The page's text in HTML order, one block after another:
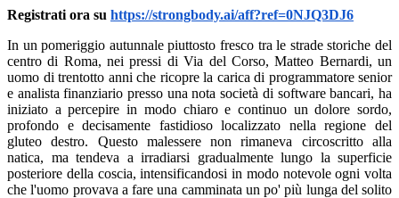
Registrati ora su https://strongbody.ai/aff?ref=0NJQ3DJ6
In un pomeriggio autunnale piuttosto fresco tra le strade storiche del
centro di Roma, nei pressi di Via del Corso, Matteo Bernardi, un
uomo di trentotto anni che ricopre la carica di programmatore senior
e analista finanziario presso una nota società di software bancari, ha
iniziato a percepire in modo chiaro e continuo un dolore sordo,
profondo e decisamente fastidioso localizzato nella regione del
gluteo destro. Questo malessere non rimaneva circoscritto alla
natica, ma tendeva a irradiarsi gradualmente lungo la superficie
posteriore della coscia, intensificandosi in modo notevole ogni volta
che l'uomo provava a fare una camminata un po' più lunga del solito